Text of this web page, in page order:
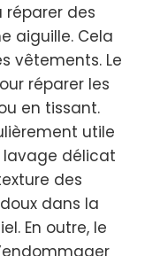
des
aiguille. Cela
vêtements. Le
réparer les
en tissant.
utile
lavage délicat
des
dans la
En outre, le